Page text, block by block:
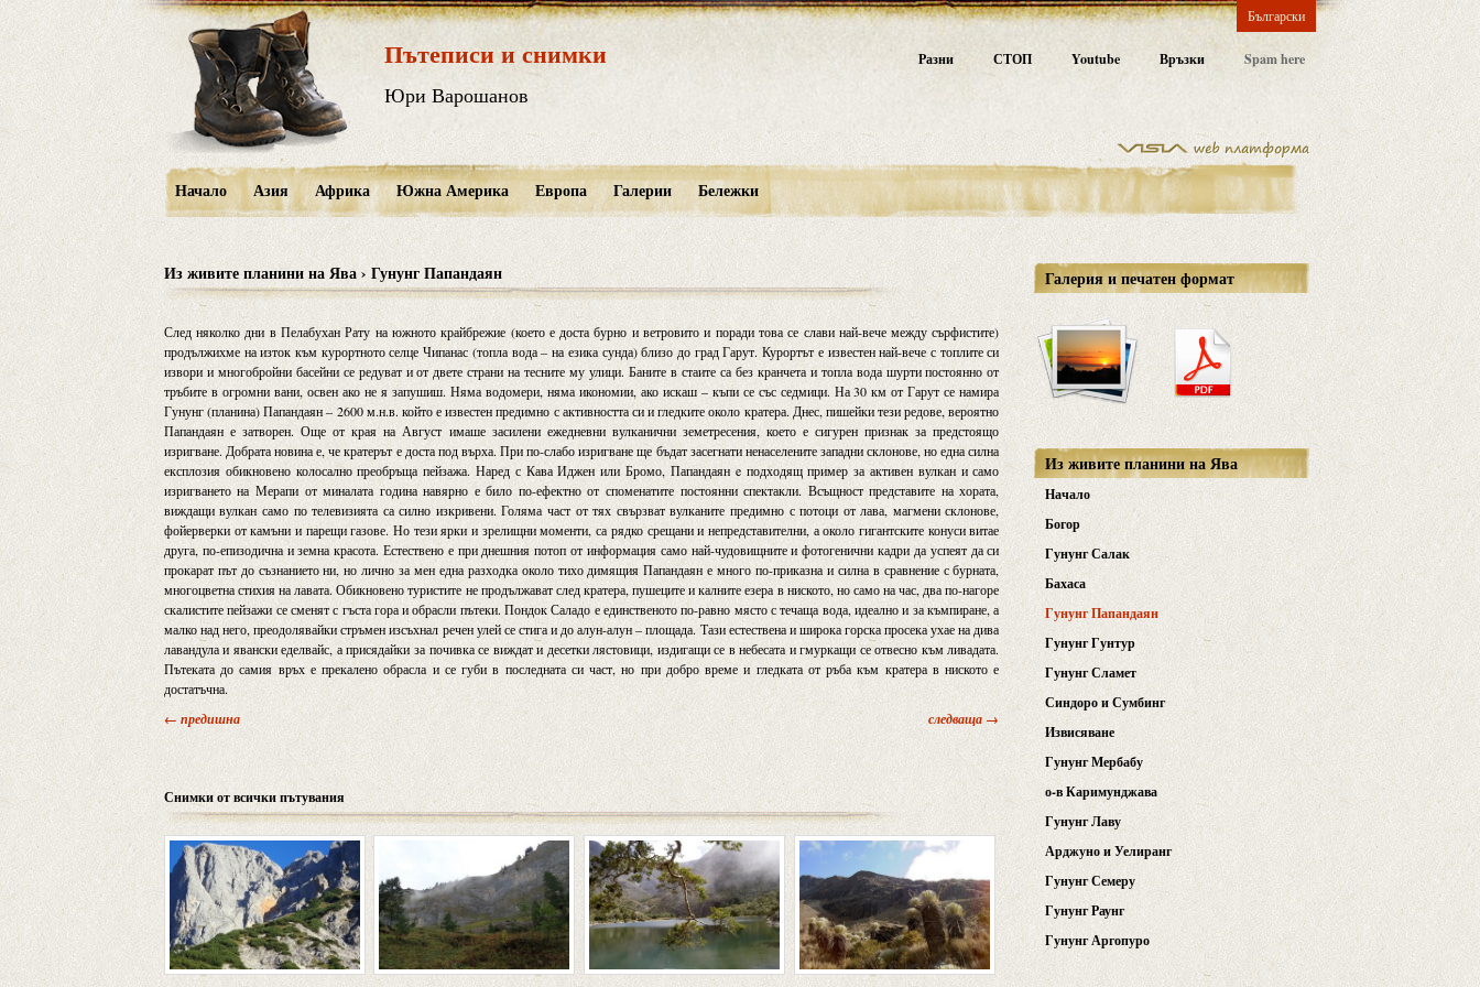
Български
Пътеписи и снимки
Юри Варошанов
Разни СТОП Youtube Връзки Spam here
Начало Азия Африка Южна Америка Европа Галерии Бележки
Галерия и печатен формат
Из живите планини на Ява
Начало
Богор
Гунунг Салак
Бахаса
Гунунг Папандаян
Гунунг Гунтур
Гунунг Сламет
Синдоро и Сумбинг
Извисяване
Гунунг Мербабу
о-в Каримунджава
Гунунг Лаву
Арджуно и Уелиранг
Гунунг Семеру
Гунунг Раунг
Гунунг Аргопуро
Из живите планини на Ява › Гунунг Папандаян
След няколко дни в Пелабухан Рату на южното крайбрежие (което е доста бурно и ветровито и поради това се слави най-вече между сърфистите)
продължихме на изток към курортното селце Чипанас (топла вода – на езика сунда) близо до град Гарут. Курортът е известен най-вече с топлите си
извори и многобройни басейни се редуват и от двете страни на тесните му улици. Баните в стаите са без кранчета и топла вода шурти постоянно от
тръбите в огромни вани, освен ако не я запушиш. Няма водомери, няма икономии, ако искаш – къпи се със седмици. На 30 км от Гарут се намира
Гунунг (планина) Папандаян – 2600 м.н.в. който е известен предимно с активността си и гледките около кратера. Днес, пишейки тези редове, вероятно
Папандаян е затворен. Още от края на Август имаше засилени ежедневни вулканични земетресения, което е сигурен признак за предстоящо
изригване. Добрата новина е, че кратерът е доста под върха. При по-слабо изригване ще бъдат засегнати ненаселените западни склонове, но една силна
експлозия обикновено колосално преобръща пейзажа. Наред с Кава Иджен или Бромо, Папандаян e подходящ пример за активен вулкан и само
изригването на Мерапи от миналата година навярно е било по-ефектно от споменатите постоянни спектакли. Всъщност представите на хората,
виждащи вулкан само по телевизията са силно изкривени. Голяма част от тях свързват вулканите предимно с потоци от лава, магмени склонове,
фойерверки от камъни и парещи газове. Но тези ярки и зрелищни моменти, са рядко срещани и непредставителни, а около гигантските конуси витае
друга, по-епизодична и земна красота. Естествено е при днешния потоп от информация само най-чудовищните и фотогенични кадри да успеят да си
прокарат път до съзнанието ни, но лично за мен една разходка около тихо димящия Папандаян е много по-приказна и силна в сравнение с бурната,
многоцветна стихия на лавата. Обикновено туристите не продължават след кратера, пушеците и калните езера в ниското, но само на час, два по-нагоре
скалистите пейзажи се сменят с гъста гора и обрасли пътеки. Пондок Саладо е единственото по-равно място с течаща вода, идеално и за къмпиране, а
малко над него, преодолявайки стръмен изсъхнал речен улей се стига и до алун-алун – площада. Тази естествена и широка горска просека ухае на дива
лавандула и явански еделвайс, а присядайки за почивка се виждат и десетки лястовици, издигащи се в небесата и гмуркащи се отвесно към ливадата.
Пътеката до самия връх е прекалено обрасла и се губи в последната си част, но при добро време и гледката от ръба към кратера в ниското е
достатъчна.
← предишна следваща →
Снимки от всички пътувания